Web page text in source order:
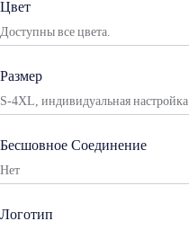
Цвет
Доступны все цвета.
Размер
S-4XL, индивидуальная настройка
Бесшовное Соединение
Нет
Логотип